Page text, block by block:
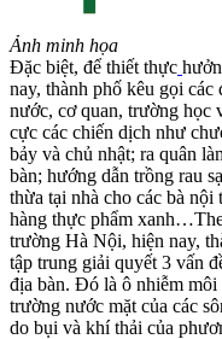
Ảnh minh họa
Đặc biệt, để thiết thực
nay, thành phố kêu gọi
nước, cơ quan, trường học
cực các chiến dịch như
bảy và chủ nhật; ra quân
bàn; hướng dẫn trồng rau
thừa tại nhà cho các bà
hàng thực phẩm
trường Hà Nội, hiện nay,
tập trung giải quyết 3 vấn
địa bàn. Đó là ô nhiễm
trường nước mặt của các
do bụi và khí thải của